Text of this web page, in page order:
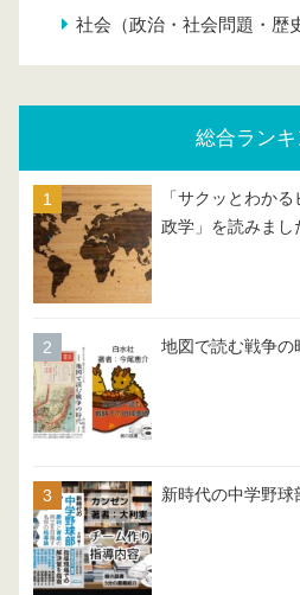
社会（政治・社会問題・歴
総合ラン
「サクッとわか
政学」を読みまし
地図で読む戦争の
新時代の中学野